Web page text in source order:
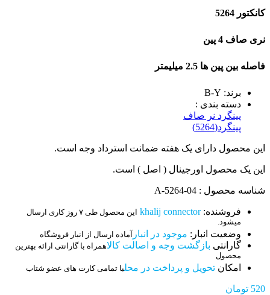
کانکتور 5264
نری صاف 4 پین
فاصله بین پین ها 2.5 میلیمتر
برند: B-Y
دسته بندی :
پینگرد نر صاف
پینگرد(5264)
این محصول دارای یک هفته ضمانت استرداد وجه است.
این یک محصول اورجینال ( اصل ) است.
شناسه محصول : 04-A-5264
فروشنده:khalij connector این محصول طی ۷ روز کاری ارسال
میشود.
وضعیت انبار: موجود در انبار آماده ارسال از انبار فروشگاه
گارانتی بازگشت وجه و اصالت کالاهمراه با گارانتی ارائه بهترین
محصول
امکان تحویل و پرداخت در محلبا تمامی کارت های عضو شتاب
520 تومان